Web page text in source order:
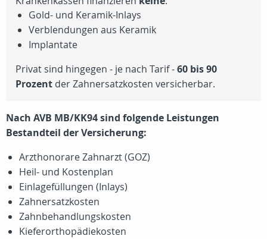
Gold- und Keramik-Inlays
Verblendungen aus Keramik
Implantate
Privat sind hingegen - je nach Tarif -60 bis 90
Prozent der Zahnersatzkosten versicherbar.
Nach AVB MB/KK94 sind folgende Leistungen
Bestandteil der Versicherung:
Arzthonorare Zahnarzt (GOZ)
Heil- und Kostenplan
Einlagefüllungen (Inlays)
Zahnersatzkosten
Zahnbehandlungskosten
Kieferorthopädiekosten